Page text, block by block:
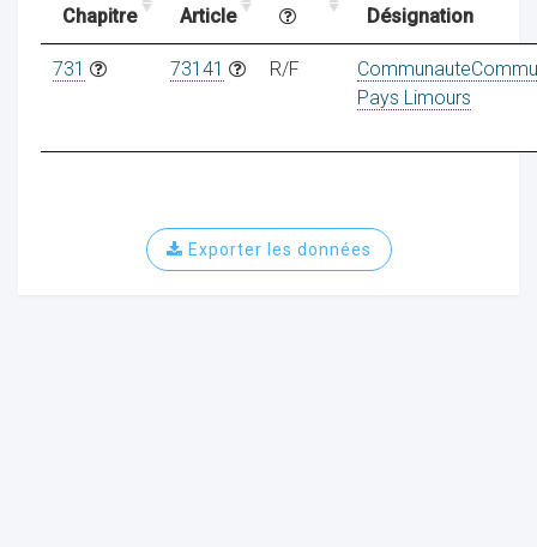
Chapitre Article
Désignation
731 73141 R/F
Pays Limours
Exporter les données